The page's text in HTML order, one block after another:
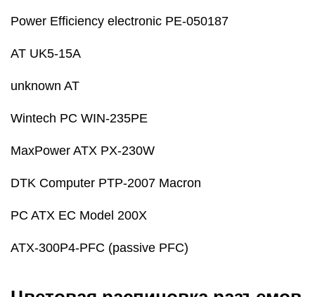
ATX-300P4-PFC (passive PFC)
БП компьютера